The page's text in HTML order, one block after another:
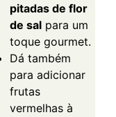
pitadas de flor
de sal para um
toque gourmet.
Dá também
para adicionar
frutas
vermelhas à